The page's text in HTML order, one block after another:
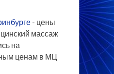
- цены
массаж
на
ценам в МЦ